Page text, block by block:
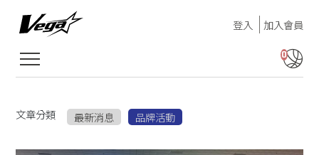
登入 加入會員
0
文章分類 最新消息 品牌活動